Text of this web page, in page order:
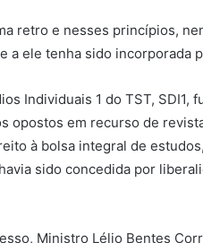
retro e nesses princípios,
a ele tenha sido incorporada
Individuais 1 do TST, SDI1,
opostos em recurso de
à bolsa integral de
sido concedida por
Ministro Lélio Bentes